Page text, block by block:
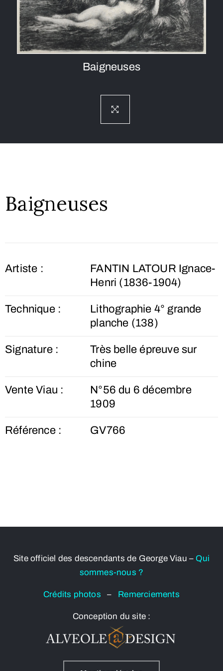
Baigneuses
Baigneuses
Artiste :
FANTIN LATOUR Ignace-
Henri (1836-1904)
Technique :
Lithographie 4° grande
planche (138)
Signature :
Très belle épreuve sur
chine
Vente Viau :
N°56 du 6 décembre
1909
Référence : GV766
Site officiel des descendants de George Viau – Qui
sommes-nous ?
Crédits photos– Remerciements
Conception du site :